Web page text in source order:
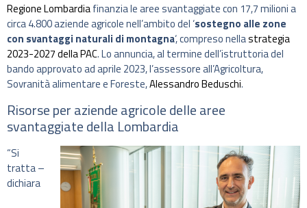
Regione Lombardiafinanzia le aree svantaggiate con 17,7 milioni a
circa 4.800 aziende agricole nell’ambito del ‘sostegno alle zone
con svantaggi naturali di montagna‘, compreso nellastrategia
2023-2027 della PAC. Lo annuncia, al termine dell’istruttoria del
bando approvato ad aprile 2023, l’assessore all’Agricoltura,
Sovranità alimentare e Foreste,Alessandro Beduschi.
Risorse per aziende agricole delle aree
svantaggiate della Lombardia
“Si
tratta –
dichiara